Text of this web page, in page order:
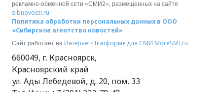
рекламно-обменной сети «СМИ2», размещенных на сайте
sibnovosti.ru
Политика обработки персональных данных в ООО
«Сибирское агентство новостей»
Сайт работает на Интернет-Платформе для СМИ MoreSMI.ru
660049, г. Красноярск,
Красноярский край
ул. Ады Лебедевой, д. 20, пом. 33